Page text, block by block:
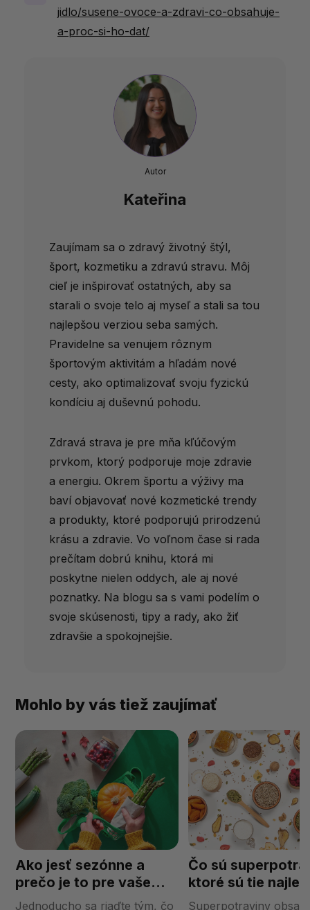
jidlo/susene-ovoce-a-zdravi-co-obsahuje-
a-proc-si-ho-dat/
Autor
Kateřina
Zaujímam sa o zdravý životný štýl,
šport, kozmetiku a zdravú stravu. Môj
cieľ je inšpirovať ostatných, aby sa
starali o svoje telo aj myseľ a stali sa tou
najlepšou verziou seba samých.
Pravidelne sa venujem rôznym
športovým aktivitám a hľadám nové
cesty, ako optimalizovať svoju fyzickú
kondíciu aj duševnú pohodu.
Zdravá strava je pre mňa kľúčovým
prvkom, ktorý podporuje moje zdravie
a energiu. Okrem športu a výživy ma
baví objavovať nové kozmetické trendy
a produkty, ktoré podporujú prirodzenú
krásu a zdravie. Vo voľnom čase si rada
prečítam dobrú knihu, ktorá mi
poskytne nielen oddych, ale aj nové
poznatky. Na blogu sa s vami podelím o
svoje skúsenosti, tipy a rady, ako žiť
zdravšie a spokojnejšie.
Mohlo by vás tiež zaujímať
Ako jesť sezónne a
prečo je to pre vaše
telo dôležité?
Jednoducho sa riaďte tým, čo
Čo sú
ktoré sú tie
Superpotraviny